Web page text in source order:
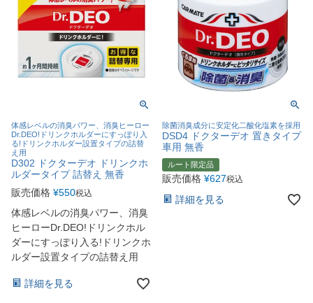
体感レベルの消臭パワー、消臭ヒーロー
Dr.DEO!ドリンクホルダーにすっぽり入
る!ドリンクホルダー設置タイプの詰替
え用
D302 ドクターデオ ドリンクホ
ルダータイプ 詰替え 無香
販売価格 ¥550税込
体感レベルの消臭パワー、消臭
ヒーローDr.DEO!ドリンクホル
ダーにすっぽり入る!ドリンクホ
ルダー設置タイプの詰替え用
詳細を見る
除菌消臭成分に安定化二酸化塩素を採用
DSD4 ドクターデオ 置きタイプ
車用 無香
ルート限定品
販売価格 ¥627税込
詳細を見る